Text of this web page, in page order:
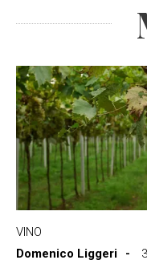
VINO
Domenico Liggeri